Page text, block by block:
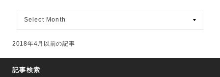
ア
カ
2018年4月以前の記事
記事検索